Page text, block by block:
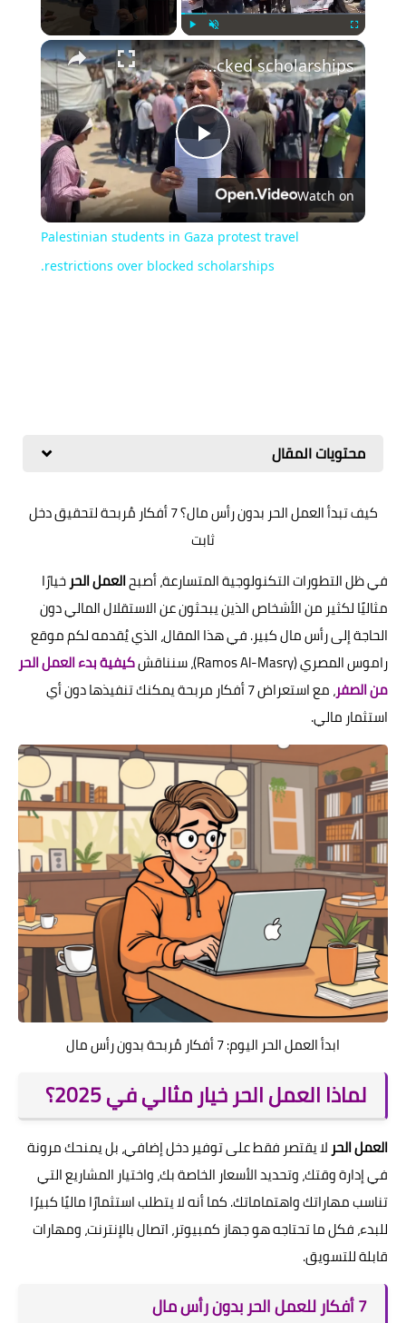
Fullscreen
Play
Video
Palestinian students in Gaza protest travel restrictions over blocked scholarships.
Watch on
Palestinian students in Gaza protest travel
restrictions over blocked scholarships.
محتويات المقال
كيف تبدأ العمل الحر بدون رأس مال؟ 7 أفكار مُربحة لتحقيق دخل
ثابت
في ظل التطورات التكنولوجية المتسارعة، أصبحالعمل الحرخيارًا
مثاليًا لكثير من الأشخاص الذين يبحثون عن الاستقلال المالي دون
الحاجة إلى رأس مال كبير. في هذا المقال، الذي يُقدمه لكم موقع
راموس المصري (Ramos Al-Masry)، سنناقش
كيفية بدء العمل الحر
من الصفر
، مع استعراض 7 أفكار مربحة يمكنك تنفيذها دون أي
استثمار مالي.
ابدأ العمل الحر اليوم: 7 أفكار مُربحة بدون رأس مال
لماذا العمل الحر خيار مثالي في 2025؟
العمل الحرلا يقتصر فقط على توفير دخل إضافي، بل يمنحك مرونة
في إدارة وقتك، وتحديد الأسعار الخاصة بك، واختيار المشاريع التي
تناسب مهاراتك واهتماماتك. كما أنه لا يتطلب استثمارًا ماليًا كبيرًا
للبدء، فكل ما تحتاجه هو جهاز كمبيوتر، اتصال بالإنترنت، ومهارات
قابلة للتسويق.
7 أفكار للعمل الحر بدون رأس مال